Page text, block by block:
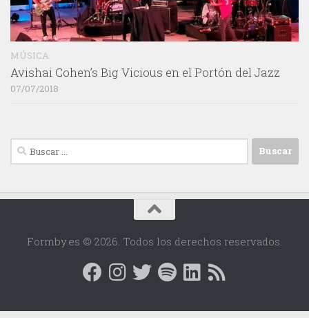
MÚSICA
Avishai Cohen’s Big Vicious en el Portón del Jazz
07/07/2018
Buscar:
Formby.es © 2026. Todos los derechos reservados.